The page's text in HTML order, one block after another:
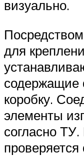
визуально.
для
содержащие
коробку.
элементы
согласно